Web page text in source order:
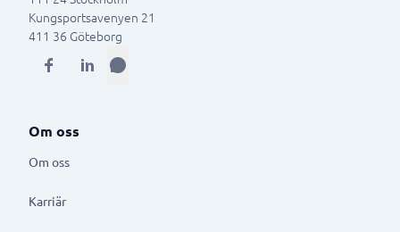
Kungsportsavenyen 21
411 36 Göteborg
Om oss
Om oss
Karriär